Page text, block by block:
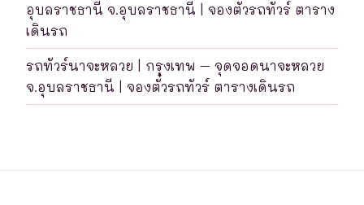
อุบลราชธานี จ.อุบลราชธานี | จองตั๋วรถทัวร์ ตาราง
เดินรถ
รถทัวร์นาจะหลวย | กรุงเทพ – จุดจอดนาจะหลวย
จ.อุบลราชธานี | จองตั๋วรถทัวร์ ตารางเดินรถ